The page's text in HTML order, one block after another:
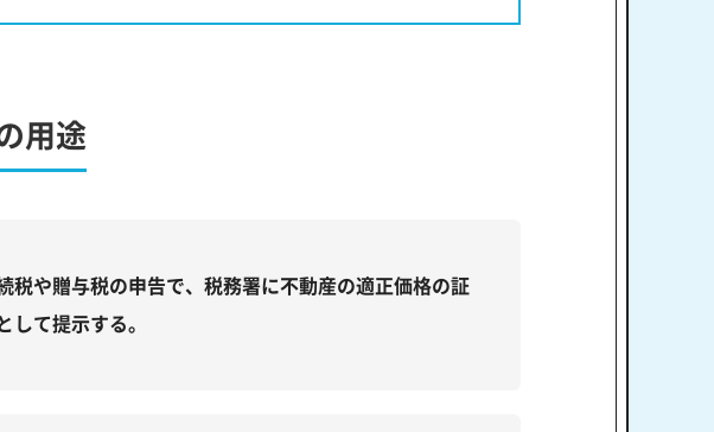
用途
税や贈与税の申告で、税務署に不動産の適正価格の証
して提示する。